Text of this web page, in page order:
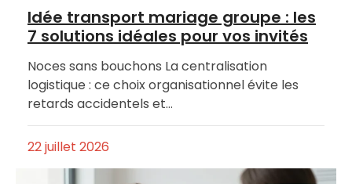
Idée transport mariage groupe : les
7 solutions idéales pour vos invités
Noces sans bouchons La centralisation
logistique : ce choix organisationnel évite les
retards accidentels et…
22 juillet 2026